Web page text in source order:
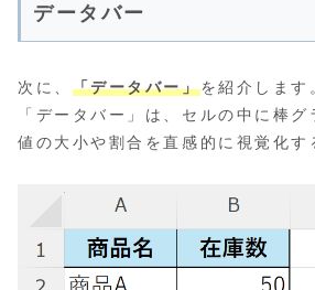
データバー
次に、 「データバー」を紹介します
「データバー」は、セルの中に棒
値の大小や割合を直感的に視覚化す